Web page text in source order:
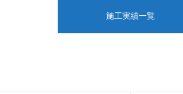
施工実績一覧